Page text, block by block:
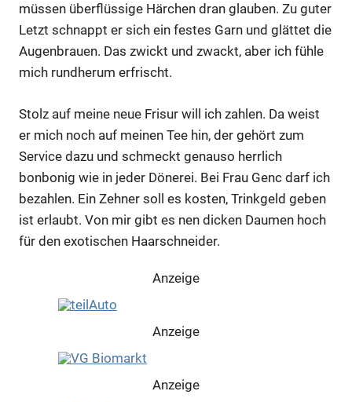
müssen überflüssige Härchen dran glauben. Zu guter
Letzt schnappt er sich ein festes Garn und glättet die
Augenbrauen. Das zwickt und zwackt, aber ich fühle
mich rundherum erfrischt.
Stolz auf meine neue Frisur will ich zahlen. Da weist
er mich noch auf meinen Tee hin, der gehört zum
Service dazu und schmeckt genauso herrlich
bonbonig wie in jeder Dönerei. Bei Frau Genc darf ich
bezahlen. Ein Zehner soll es kosten, Trinkgeld geben
ist erlaubt. Von mir gibt es nen dicken Daumen hoch
für den exotischen Haarschneider.
Anzeige
Anzeige
Anzeige